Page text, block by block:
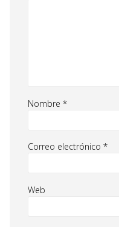
Nombre *
Correo electrónico *
Web